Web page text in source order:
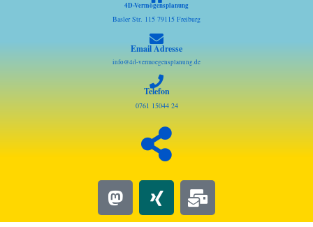
4D-Vermögensplanung
Basler Str. 115 79115 Freiburg
Email Adresse
info@4d-vermoegensplanung.de
Telefon
0761 15044 24